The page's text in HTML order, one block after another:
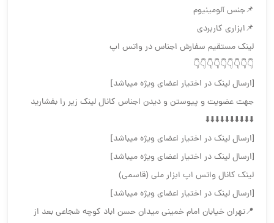
📌جنس آلومینیوم
📌ابزاری کاربردی
لینک مستقیم سفارش اجناس در واتس اپ
👇👇👇👇👇👇👇👇👇
[ارسال لینک در اختیار اعضای ویژه میباشد]
جهت عضویت و پیوستن و دیدن اجناس کانال لینک زیر را بفشارید
⬇️⬇️⬇️⬇️⬇️⬇️⬇️⬇️⬇️⬇️
[ارسال لینک در اختیار اعضای ویژه میباشد]
[ارسال لینک در اختیار اعضای ویژه میباشد]
لینک کانال واتس اپ ابزار ملی (قاسمی)
[ارسال لینک در اختیار اعضای ویژه میباشد]
📍تهران خیابان امام خمینی میدان حسن اباد کوچه شجاعی بعد از